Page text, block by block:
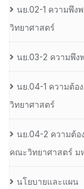
นย.02-1 ความพึง
วิทยาศาสตร์
นย.03-2 ความพึง
นย.04-1 ความต้อ
วิทยาศาสตร์
นย.04-2 ความต้อ
คณะวิทยาศาสตร์ ม
นโยบายและแผน